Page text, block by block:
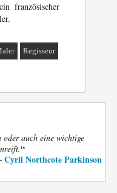
französischer
Regisseur
oder auch eine wichtige
“
Cyril Northcote Parkinson